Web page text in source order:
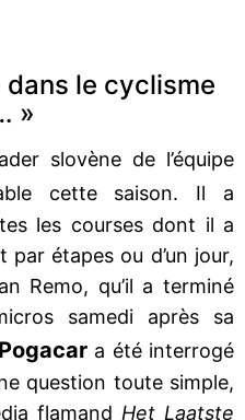
le cyclisme
»
slovène de l’équipe
cette saison. Il a
les courses dont il a
étapes ou d’un jour,
Remo, qu’il a terminé
samedi après sa
a été interrogé
question toute simple,
flamand Het Laatste